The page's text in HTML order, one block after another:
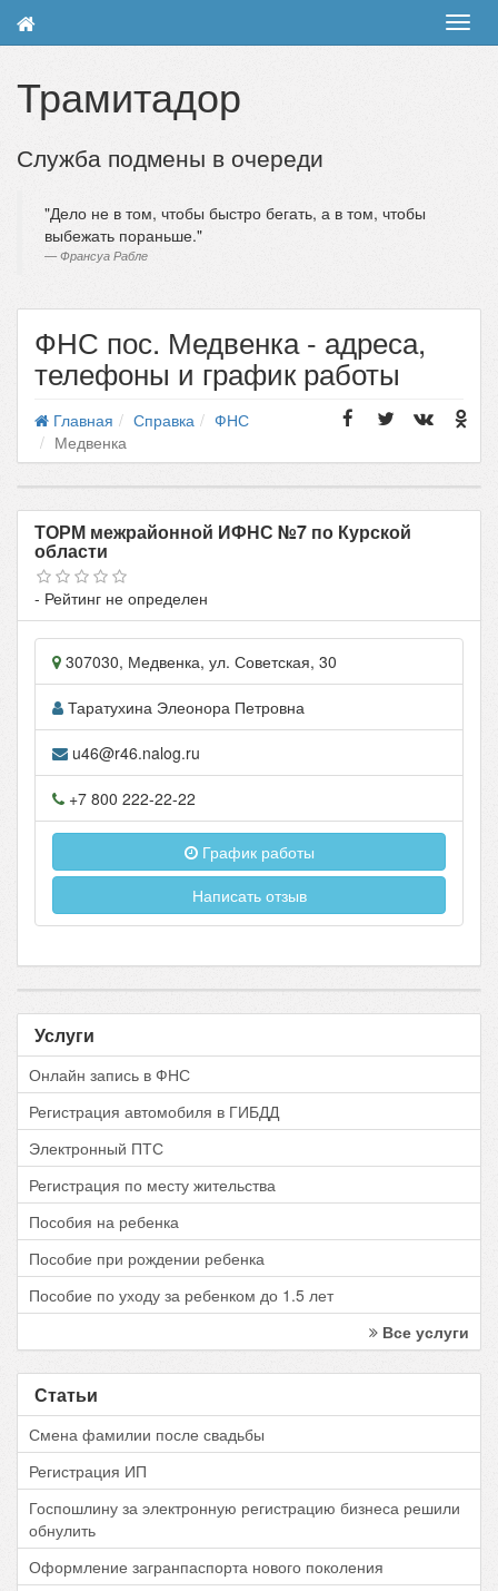
Трамитадор
Служба подмены в очереди
Дело не в том, чтобы быстро бегать, а в том, чтобы
выбежать пораньше.
Франсуа Рабле
ФНС пос. Медвенка - адреса,
телефоны и график работы
Главная Справка
ФНС
Медвенка
ТОРМ межрайонной ИФНС №7 по Курской
области
- Рейтинг не определен
307030, Медвенка, ул. Советская, 30
Таратухина Элеонора Петровна
u46@r46.nalog.ru
+7 800 222-22-22
График работы
Написать отзыв
Услуги
Онлайн запись в ФНС
Регистрация автомобиля в ГИБДД
Электронный ПТС
Регистрация по месту жительства
Пособия на ребенка
Пособие при рождении ребенка
Пособие по уходу за ребенком до 1.5 лет
Все услуги
Статьи
Смена фамилии после свадьбы
Регистрация ИП
Госпошлину за электронную регистрацию бизнеса решили
обнулить
Оформление загранпаспорта нового поколения